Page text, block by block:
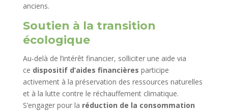
anciens.
Soutien à la transition
écologique
Au-delà de l’intérêt financier, solliciter une aide via
ce dispositif d’aides financières participe
activement à la préservation des ressources naturelles
et à la lutte contre le réchauffement climatique.
S’engager pour la réduction de la consommation